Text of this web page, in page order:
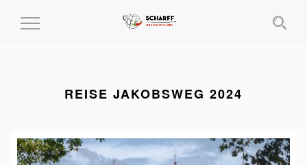
MENÜ
REISE JAKOBSWEG 2024